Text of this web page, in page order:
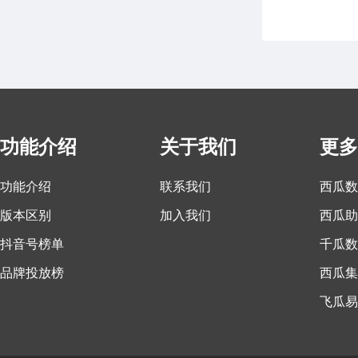
功能介绍
功能介绍
版本区别
抖音号榜单
品牌投放榜
关于我们
联系我们
加入我们
更
西瓜
西瓜
千瓜
西瓜集
飞瓜